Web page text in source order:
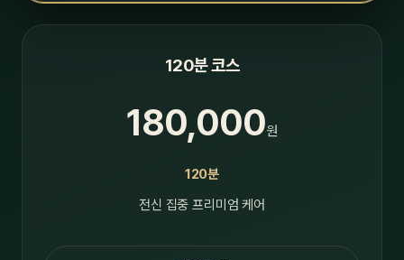
120분 코스
180,000원
120분
전신 집중 프리미엄 케어